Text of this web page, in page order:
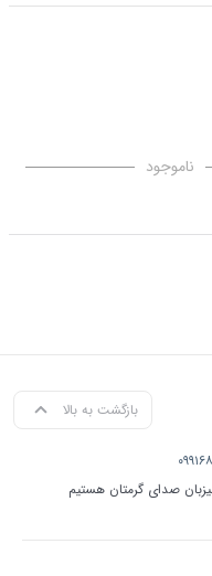
ناموجود
بازگشت به بالا